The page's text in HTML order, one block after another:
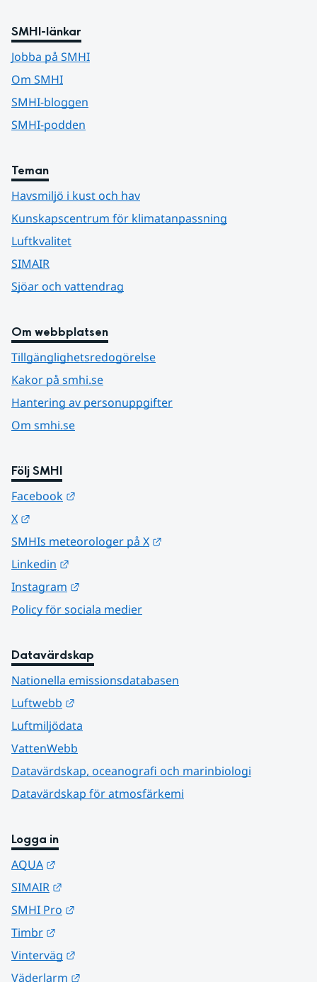
SMHI-länkar
Jobba på SMHI
Om SMHI
SMHI-bloggen
SMHI-podden
Teman
Havsmiljö i kust och hav
Kunskapscentrum för klimatanpassning
Luftkvalitet
SIMAIR
Sjöar och vattendrag
Om webbplatsen
Tillgänglighetsredogörelse
Kakor på smhi.se
Hantering av personuppgifter
Om smhi.se
Följ SMHI
Facebook
X
SMHIs meteorologer på X
Linkedin
Instagram
Policy för sociala medier
Datavärdskap
Nationella emissionsdatabasen
Luftwebb
Luftmiljödata
VattenWebb
Datavärdskap, oceanografi och marinbiologi
Datavärdskap för atmosfärkemi
Logga in
AQUA
SIMAIR
SMHI Pro
Timbr
Vinterväg
Väderlarm